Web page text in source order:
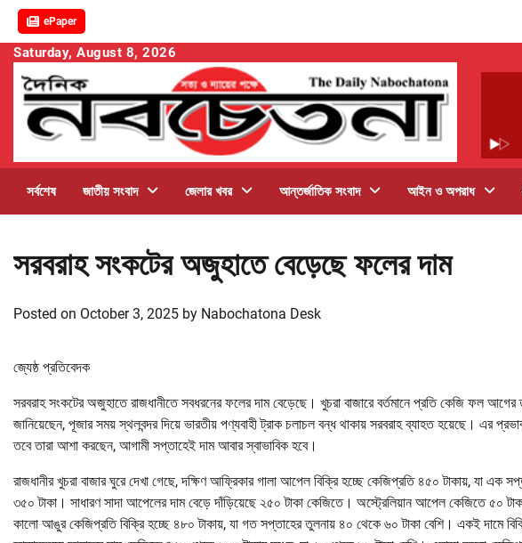
ePaper
Skip
content
Saturday, August 8, 2026
সর্বশেষ জাতীয় সংবাদ জেলার খবর আন্তর্জাতিক সংবাদ আইন ও অপরাধ
সরবরাহ সংকটের অজুহাতে বেড়েছে ফলের দাম
Posted on October 3, 2025 by Nabochatona Desk
জ্যেষ্ঠ প্রতিবেদক
সরবরাহ সংকটের অজুহাতে রাজধানীতে সবধরনের ফলের দাম বেড়েছে। খুচরা বাজারে বর্তমানে প্রতি কেজি ফল আগের
জানিয়েছেন, পূজার সময় স্থলবন্দর দিয়ে ভারতীয় পণ্যবাহী ট্রাক চলাচল বন্ধ থাকায় সরবরাহ ব্যাহত হয়েছে। এর
তবে তারা আশা করছেন, আগামী সপ্তাহেই দাম আবার স্বাভাবিক হবে।
রাজধানীর খুচরা বাজার ঘুরে দেখা গেছে, দক্ষিণ আফ্রিকার গালা আপেল বিক্রি হচ্ছে কেজিপ্রতি ৪৫০ টাকায়, যা
৩৫০ টাকা। সাধারণ সাদা আপেলের দাম বেড়ে দাঁড়িয়েছে ২৫০ টাকা কেজিতে। অস্ট্রেলিয়ান আপেল কেজিতে ৫০
কালো আঙুর কেজিপ্রতি বিক্রি হচ্ছে ৪৮০ টাকায়, যা গত সপ্তাহের তুলনায় ৪০ থেকে ৬০ টাকা বেশি। একই দামে